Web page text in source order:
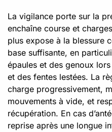
La vigilance porte sur la
enchaîne course et
plus expose à la blessure
base suffisante, en
épaules et des genoux
et des fentes lestées. La
charge progressivement,
mouvements à vide, et
récupération. En cas
reprise après une longue